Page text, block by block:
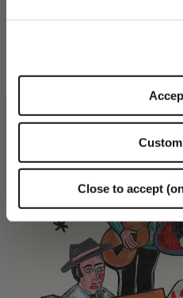
Close to accept